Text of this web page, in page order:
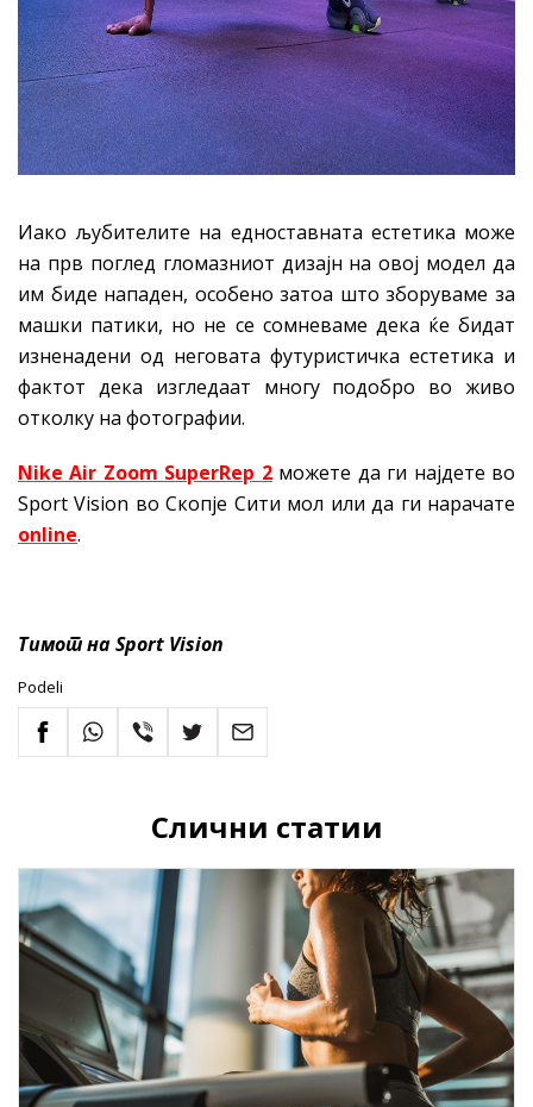
Иако љубителите на едноставната естетика може
на прв поглед гломазниот дизајн на овој модел да
им биде нападен, особено затоа што зборуваме за
машки патики, но не се сомневаме дека ќе бидат
изненадени од неговата футуристичка естетика и
фактот дека изгледаат многу подобро во живо
отколку на фотографии.
Nike Air Zoom SuperRep 2можете да ги најдете во
Sport Vision во Скопје Сити мол или да ги нарачате
online.
Тимот на Sport Vision
Podeli
Слични статии